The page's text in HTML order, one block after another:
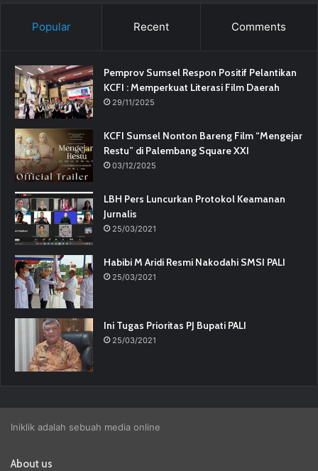
Popular Recent Comments
Pemprov Sumsel Respon Positif Pelantikan
KCFI : Memperkuat Literasi Film Daerah
29/11/2025
KCFI Sumsel Nonton Bareng Film “Mengejar
Restu” di Palembang Square XXI
03/12/2025
LBH Pers Luncurkan Protokol Keamanan
Jurnalis
25/03/2021
Habibi M Aridi Resmi Nakodahi SMSI PALI
25/03/2021
Ini Tugas Prioritas PJ Bupati PALI
25/03/2021
Iniklik adalah sebuah media online
About us